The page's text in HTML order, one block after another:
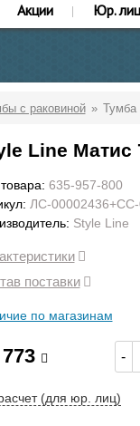
Акции Юр.
с раковиной Тумба
Line
635-957-800
ЛС-
Style Line
поставки
по магазинам
-
(для юр. лиц)